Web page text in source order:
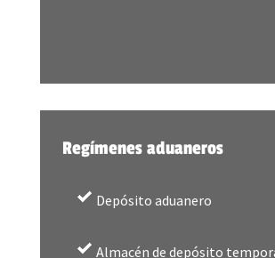
Regímenes aduaneros
Depósito aduanero
Almacén de depósito